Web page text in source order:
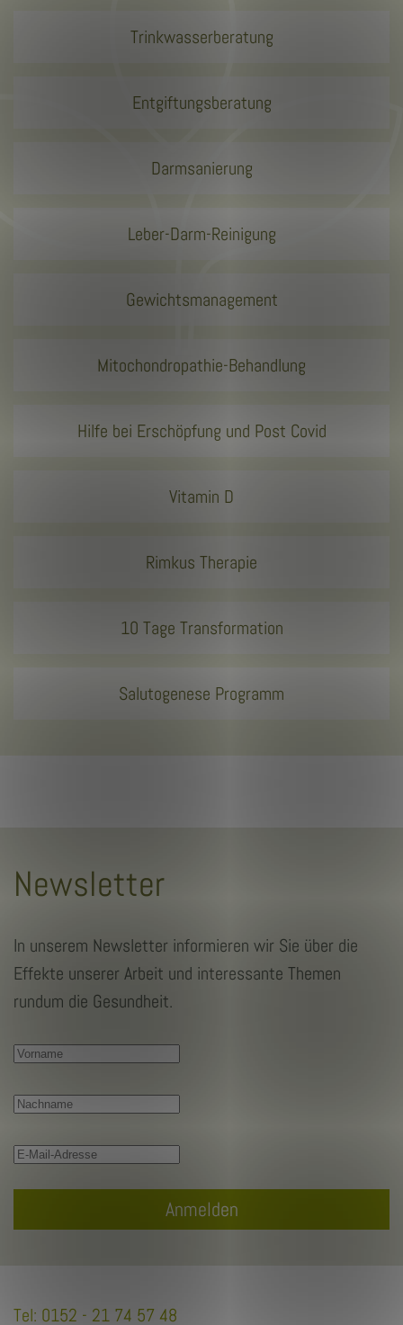
Trinkwasserberatung
Entgiftungsberatung
Darmsanierung
Leber-Darm-Reinigung
Gewichtsmanagement
Mitochondropathie-Behandlung
Hilfe bei Erschöpfung und Post Covid
Vitamin D
Rimkus Therapie
10 Tage Transformation
Salutogenese Programm
Newsletter
In unserem Newsletter informieren wir Sie über die
Effekte unserer Arbeit und interessante Themen
rundum die Gesundheit.
Anmelden
Tel: 0152 - 21 74 57 48